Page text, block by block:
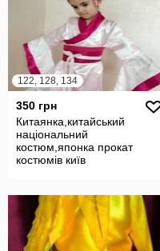
122, 128, 134
350 грн
Китаянка,китайський
національний
костюм,японка прокат
костюмів київ